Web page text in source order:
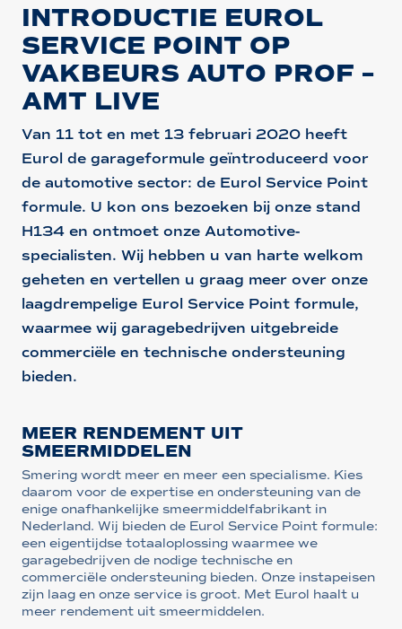
INTRODUCTIE EUROL
SERVICE POINT OP
VAKBEURS AUTO PROF –
AMT LIVE
Van 11 tot en met 13 februari 2020 heeft
Eurol de garageformule geïntroduceerd voor
de automotive sector: de Eurol Service Point
formule. U kon ons bezoeken bij onze stand
H134 en ontmoet onze Automotive-
specialisten. Wij hebben u van harte welkom
geheten en vertellen u graag meer over onze
laagdrempelige Eurol Service Point formule,
waarmee wij garagebedrijven uitgebreide
commerciële en technische ondersteuning
bieden.
MEER RENDEMENT UIT
SMEERMIDDELEN
Smering wordt meer en meer een specialisme. Kies
daarom voor de expertise en ondersteuning van de
enige onafhankelijke smeermiddelfabrikant in
Nederland. Wij bieden de Eurol Service Point formule:
een eigentijdse totaaloplossing waarmee we
garagebedrijven de nodige technische en
commerciële ondersteuning bieden. Onze instapeisen
zijn laag en onze service is groot. Met Eurol haalt u
meer rendement uit smeermiddelen.